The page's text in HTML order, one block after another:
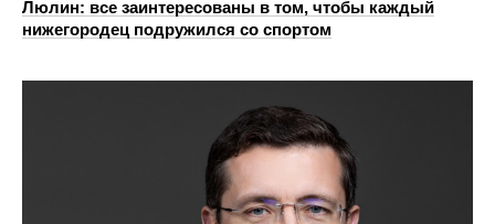
Люлин: все заинтересованы в том, чтобы каждый
нижегородец подружился со спортом